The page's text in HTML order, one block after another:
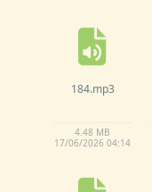
184.mp3
4.48 MB
17/06/2026 04:14